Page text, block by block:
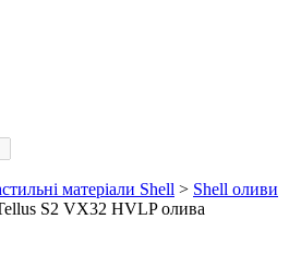
матеріали Shell > Shell оливи
S2 VX32 HVLP олива